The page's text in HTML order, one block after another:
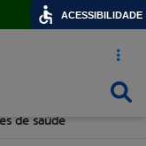
Acesso
de saúde
ACESSIBILIDADE